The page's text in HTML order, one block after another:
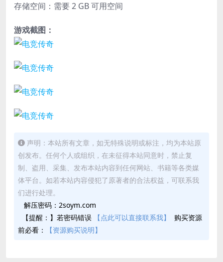
存储空间：需要 2 GB 可用空间
游戏截图：
声明：本站所有文章，如无特殊说明或标注，均为本站原
创发布。任何个人或组织，在未征得本站同意时，禁止复
制、盗用、采集、发布本站内容到任何网站、书籍等各类媒
体平台。如若本站内容侵犯了原著者的合法权益，可联系我
们进行处理。
解压密码：2soym.com
【提醒：】若密码错误
【点此可以直接联系我】
购买资源
前必看：
【资源购买说明】